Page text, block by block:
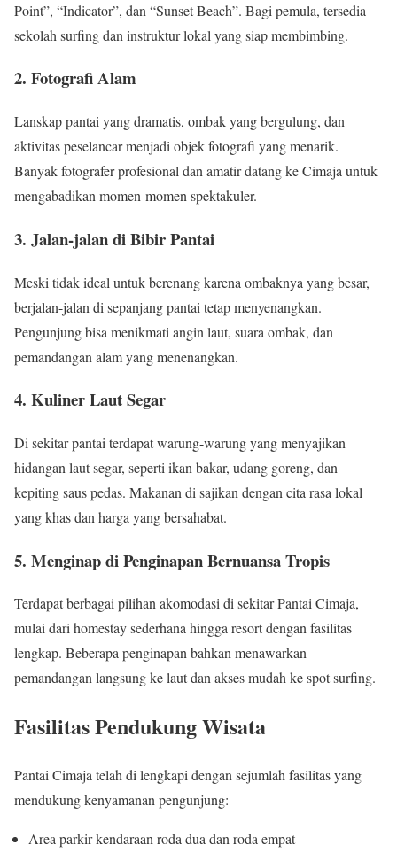
Point”, “Indicator”, dan “Sunset Beach”. Bagi pemula, tersedia
sekolah surfing dan instruktur lokal yang siap membimbing.
2. Fotografi Alam
Lanskap pantai yang dramatis, ombak yang bergulung, dan
aktivitas peselancar menjadi objek fotografi yang menarik.
Banyak fotografer profesional dan amatir datang ke Cimaja untuk
mengabadikan momen-momen spektakuler.
3. Jalan-jalan di Bibir Pantai
Meski tidak ideal untuk berenang karena ombaknya yang besar,
berjalan-jalan di sepanjang pantai tetap menyenangkan.
Pengunjung bisa menikmati angin laut, suara ombak, dan
pemandangan alam yang menenangkan.
4. Kuliner Laut Segar
Di sekitar pantai terdapat warung-warung yang menyajikan
hidangan laut segar, seperti ikan bakar, udang goreng, dan
kepiting saus pedas. Makanan di sajikan dengan cita rasa lokal
yang khas dan harga yang bersahabat.
5. Menginap di Penginapan Bernuansa Tropis
Terdapat berbagai pilihan akomodasi di sekitar Pantai Cimaja,
mulai dari homestay sederhana hingga resort dengan fasilitas
lengkap. Beberapa penginapan bahkan menawarkan
pemandangan langsung ke laut dan akses mudah ke spot surfing.
Fasilitas Pendukung Wisata
Pantai Cimaja telah di lengkapi dengan sejumlah fasilitas yang
mendukung kenyamanan pengunjung:
Area parkir kendaraan roda dua dan roda empat